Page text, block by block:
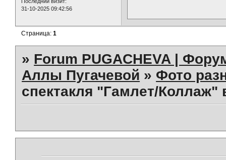
Последний визит:
31-10-2025 09:42:56
Страница:1
» Forum PUGACHEVA |
Аллы Пугачевой » Фото
спектакля "Гамлет/